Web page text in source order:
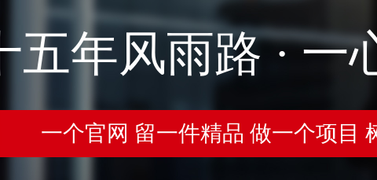
五年风雨路 · 一
一个官网 留一件精品 做一个项目